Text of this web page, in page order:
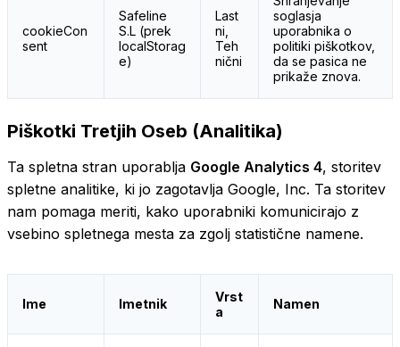
cookieCon
sent
Safeline
S.L (prek
localStorag
e)
Last
ni,
Teh
nični
soglasja
uporabnika o
politiki piškotkov,
da se pasica ne
prikaže znova.
Piškotki Tretjih Oseb (Analitika)
Ta spletna stran uporablja Google Analytics 4, storitev
spletne analitike, ki jo zagotavlja Google, Inc. Ta storitev
nam pomaga meriti, kako uporabniki komunicirajo z
vsebino spletnega mesta za zgolj statistične namene.
Ime Imetnik
Vrst
a
Namen